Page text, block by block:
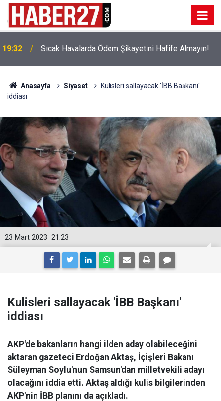
19:32 Sıcak Havalarda Ödem Şikayetini Hafife Almayın!
Anasayfa Siyaset
Kulisleri sallayacak 'İBB Başkanı'
iddiası
21:23
23 Mart 2023
Kulisleri sallayacak 'İBB Başkanı'
iddiası
AKP'de bakanların hangi ilden aday olabileceğini
aktaran gazeteci Erdoğan Aktaş, İçişleri Bakanı
Süleyman Soylu'nun Samsun'dan milletvekili adayı
olacağını iddia etti. Aktaş aldığı kulis bilgilerinden
AKP'nin İBB planını da açıkladı.